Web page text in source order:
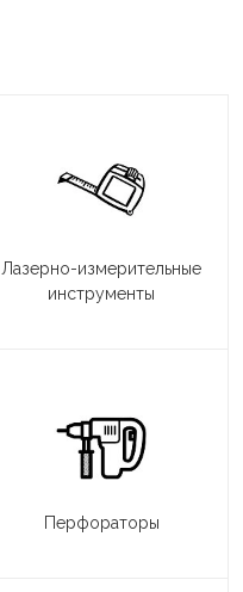
Лазерно-измерительные
инструменты
Перфораторы